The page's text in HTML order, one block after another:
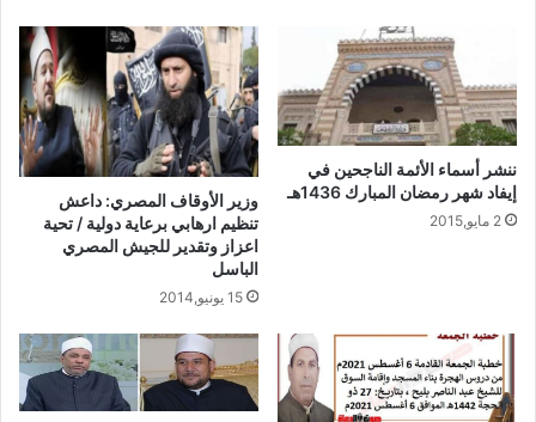
ننشر أسماء الأئمة الناجحين في
إيفاد شهر رمضان المبارك 1436هـ
2 مايو,2015
وزير الأوقاف المصري: داعش
تنظيم ارهابي برعاية دولية / تحية
اعزاز وتقدير للجيش المصري
الباسل
15 يونيو,2014